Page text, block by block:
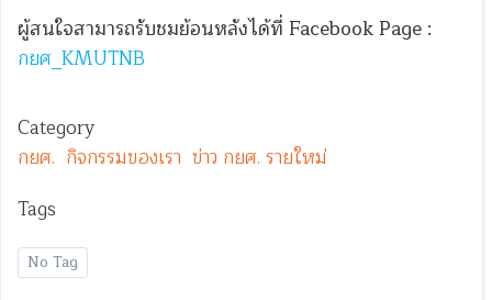
ผู้สนใจสามารถรับชมย้อนหลังได้ที่ Facebook Page :
กยศ_KMUTNB
Category
กยศ. กิจกรรมของเรา ข่าว กยศ. รายใหม่
Tags
No Tag